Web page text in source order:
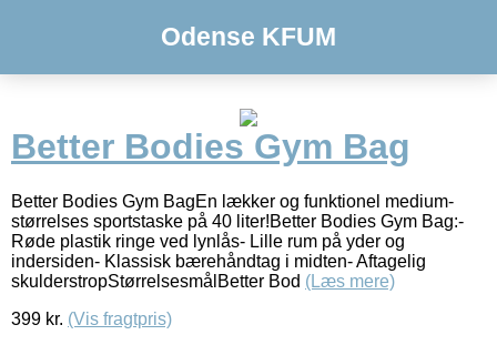
Odense KFUM
Better Bodies Gym Bag
Better Bodies Gym BagEn lækker og funktionel medium-
størrelses sportstaske på 40 liter!Better Bodies Gym Bag:-
Røde plastik ringe ved lynlås- Lille rum på yder og
indersiden- Klassisk bærehåndtag i midten- Aftagelig
skulderstropStørrelsesmålBetter Bod (Læs mere)
399 kr. (Vis fragtpris)